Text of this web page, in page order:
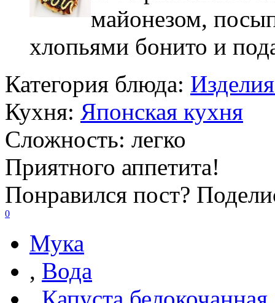
майонезом,
хлопьями бонито и
Категория блюда:
Кухня: Японская кухня
Сложность: легко
Приятного аппетита!
Понравился пост?
0
Мука
, Вода